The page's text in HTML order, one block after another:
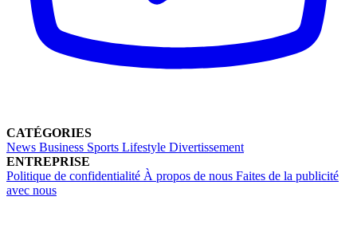
CATÉGORIES
News Business Sports Lifestyle Divertissement
ENTREPRISE
Politique de confidentialité À propos de nous Faites de la publicité
avec nous